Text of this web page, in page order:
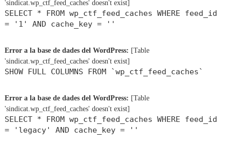
'sindicat.wp_ctf_feed_caches' doesn't exist]
SELECT * FROM wp_ctf_feed_caches WHERE feed_id
= '1' AND cache_key = ''
Error a la base de dades del WordPress: [Table
'sindicat.wp_ctf_feed_caches' doesn't exist]
SHOW FULL COLUMNS FROM `wp_ctf_feed_caches`
Error a la base de dades del WordPress: [Table
'sindicat.wp_ctf_feed_caches' doesn't exist]
SELECT * FROM wp_ctf_feed_caches WHERE feed_id
= 'legacy' AND cache_key = ''